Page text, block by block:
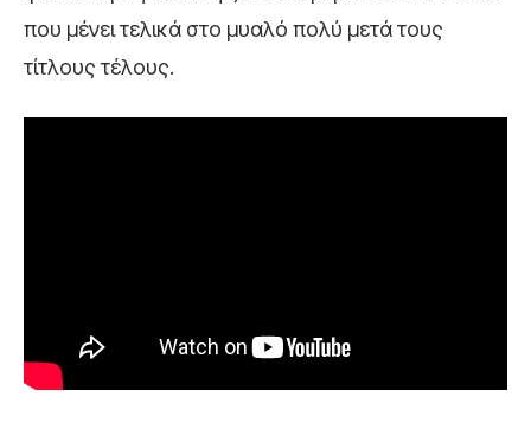
που μένει τελικά στο μυαλό πολύ μετά τους
τίτλους τέλους.